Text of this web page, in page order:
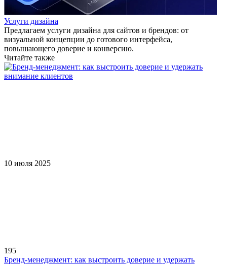
Услуги дизайна
Предлагаем услуги дизайна для сайтов и брендов: от
визуальной концепции до готового интерфейса,
повышающего доверие и конверсию.
Читайте также
10 июля 2025
195
Бренд-менеджмент: как выстроить доверие и удержать